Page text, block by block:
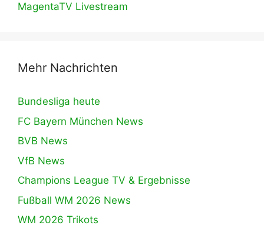
MagentaTV Livestream
Mehr Nachrichten
Bundesliga heute
FC Bayern München News
BVB News
VfB News
Champions League TV & Ergebnisse
Fußball WM 2026 News
WM 2026 Trikots